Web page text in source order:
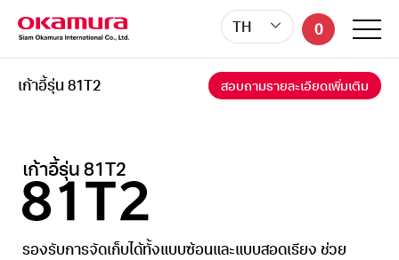
TH 0
เก้าอี้รุ่น 81T2 สอบถามรายละเอียดเพิ่มเติม
เก้าอี้รุ่น 81T2
รองรับการจัดเก็บได้ทั้งแบบซ้อนและแบบสอดเรียง ช่วย